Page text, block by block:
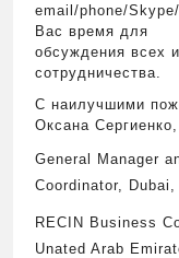
email/phone/
Вас время для
обсуждения всех
сотрудничества.
С наилучшими
Оксана Сергиенко,
General Manager
Coordinator,
Dubai,
RECIN Business
Unated Arab